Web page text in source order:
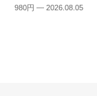
980円 — 2026.08.05